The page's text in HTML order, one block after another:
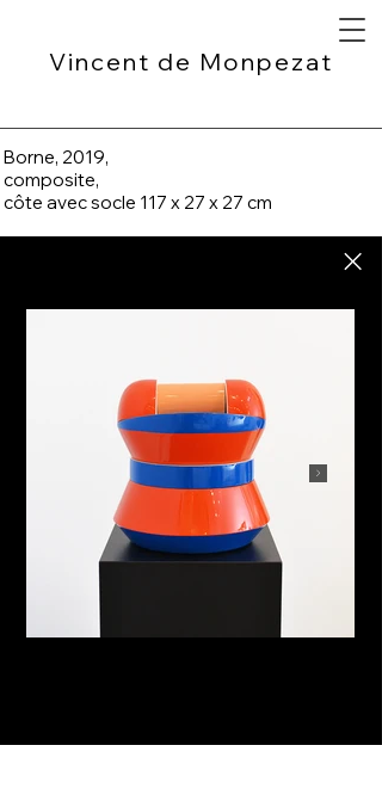
Vincent de Monpezat
Borne, 2019,
composite,
côte avec socle 117 x 27 x 27 cm